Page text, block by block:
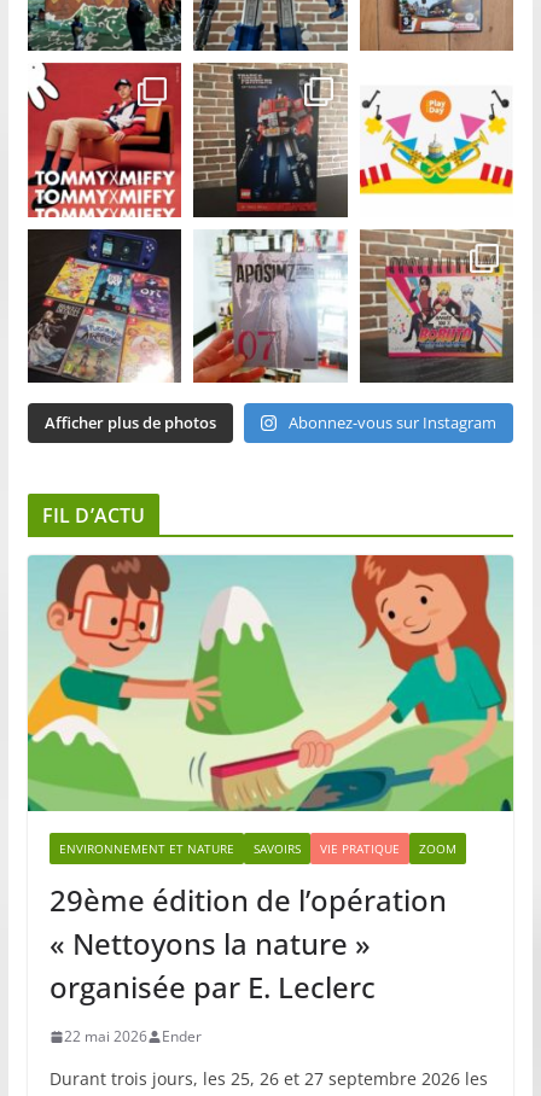
Afficher plus de photos Abonnez-vous sur Instagram
FIL D’ACTU
ENVIRONNEMENT ET NATURE SAVOIRS VIE PRATIQUE ZOOM
29ème édition de l’opération
« Nettoyons la nature »
organisée par E. Leclerc
22 mai 2026 Ender
Durant trois jours, les 25, 26 et 27 septembre 2026 les